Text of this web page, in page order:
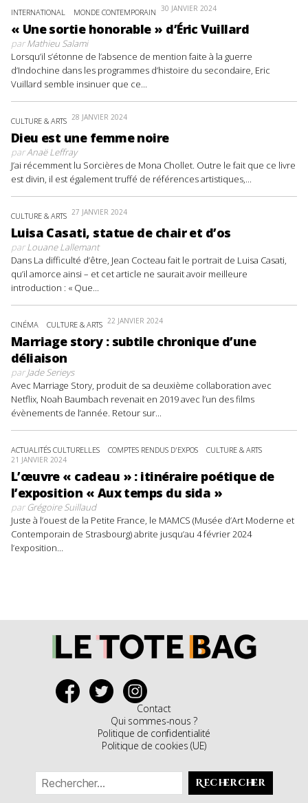
INTERNATIONAL MONDE CONTEMPORAIN 30 JANVIER 2024
« Une sortie honorable » d’Éric Vuillard
parMathieu Salami
Lorsqu’il s’étonne de l’absence de mention faite à la guerre
d’Indochine dans les programmes d’histoire du secondaire, Eric
Vuillard semble insinuer que ce...
CULTURE & ARTS 28 JANVIER 2024
Dieu est une femme noire
parAnaë Leffray
J’ai récemment lu Sorcières de Mona Chollet. Outre le fait que ce livre
est divin, il est également truffé de références artistiques,...
CULTURE & ARTS 27 JANVIER 2024
Luisa Casati, statue de chair et d’os
parLouane Lallemant
Dans La difficulté d’être, Jean Cocteau fait le portrait de Luisa Casati,
qu’il amorce ainsi – et cet article ne saurait avoir meilleure
introduction : « Que...
CINÉMA CULTURE & ARTS 22 JANVIER 2024
Marriage story : subtile chronique d’une
déliaison
parJade Serieys
Avec Marriage Story, produit de sa deuxième collaboration avec
Netflix, Noah Baumbach revenait en 2019 avec l’un des films
évènements de l’année. Retour sur...
ACTUALITÉS CULTURELLES COMPTES RENDUS D'EXPOS CULTURE & ARTS
21 JANVIER 2024
L’œuvre « cadeau » : itinéraire poétique de
l’exposition « Aux temps du sida »
parGrégoire Suillaud
Juste à l’ouest de la Petite France, le MAMCS (Musée d’Art Moderne et
Contemporain de Strasbourg) abrite jusqu’au 4 février 2024
l’exposition...
Contact
Qui sommes-nous ?
Politique de confidentialité
Politique de cookies (UE)
Rechercher :